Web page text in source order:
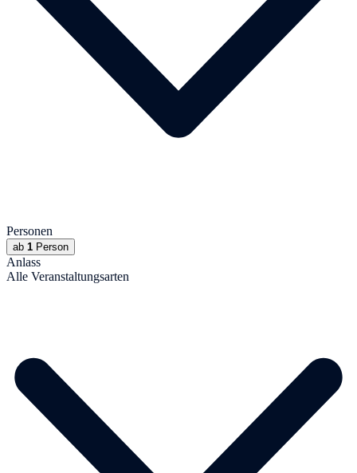
Personen
ab 1 Person
Anlass
Alle Veranstaltungsarten